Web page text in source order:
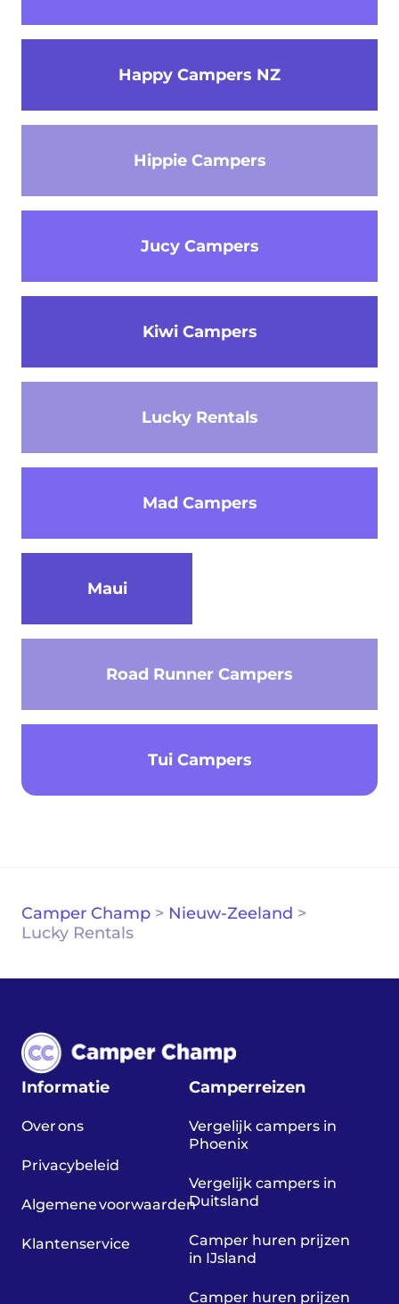
Happy Campers NZ
Hippie Campers
Jucy Campers
Kiwi Campers
Lucky Rentals
Mad Campers
Maui
Road Runner Campers
Tui Campers
Camper Champ > Nieuw-Zeeland >
Lucky Rentals
Informatie
Over ons
Privacybeleid
Algemene voorwaarden
Klantenservice
Camperreizen
Vergelijk campers in
Phoenix
Vergelijk campers in
Duitsland
Camper huren prijzen
in IJsland
Camper huren prijzen